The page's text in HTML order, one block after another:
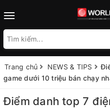
Toggle
Trang chủ NEWS & TIPS
game dưới 10 triệu bán chạy
Điểm danh top 7